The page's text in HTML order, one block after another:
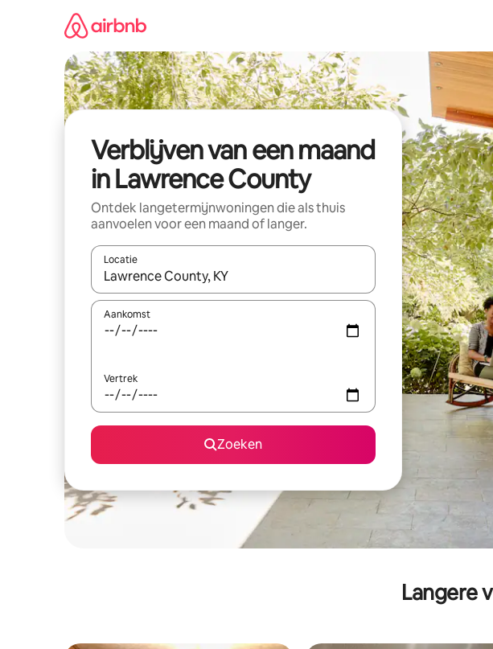
Verblijven van een maand
in Lawrence County
Ontdek langetermijnwoningen die als thuis
aanvoelen voor een maand of langer.
Locatie
Wanneer er resultaten beschikbaar zijn, maak je een keuze met je de
Aankomst
Vertrek
Zoeken
Langere